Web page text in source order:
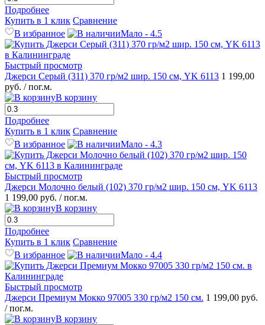
Подробнее
Купить в 1 клик Сравнение
В избранное
Мало - 4.5
Быстрый просмотр
Джерси Серый (311) 370 гр/м2 шир. 150 см, YK 6113 1 199,00
руб. / пог.м.
В корзину
Подробнее
Купить в 1 клик Сравнение
В избранное
Мало - 4.3
Быстрый просмотр
Джерси Молочно белый (102) 370 гр/м2 шир. 150 см, YK 6113
1 199,00 руб. / пог.м.
В корзину
Подробнее
Купить в 1 клик Сравнение
В избранное
Мало - 4.4
Быстрый просмотр
Джерси Премиум Мокко 97005 330 гр/м2 150 см. 1 199,00 руб.
/ пог.м.
В корзину